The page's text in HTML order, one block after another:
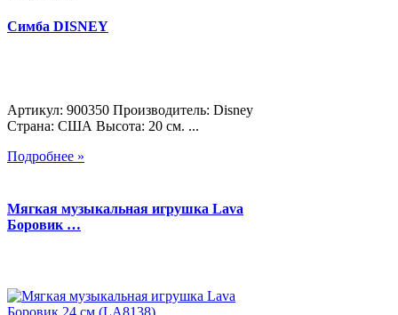
Симба DISNEY
Артикул: 900350 Производитель: Disney
Страна: США Высота: 20 см. ...
Подробнее »
Мягкая музыкальная игрушка Lava
Боровик …